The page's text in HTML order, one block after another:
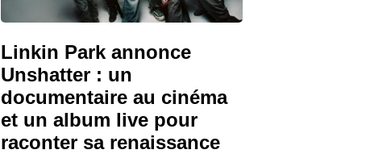
Linkin Park annonce
Unshatter : un
documentaire au cinéma
et un album live pour
raconter sa renaissance